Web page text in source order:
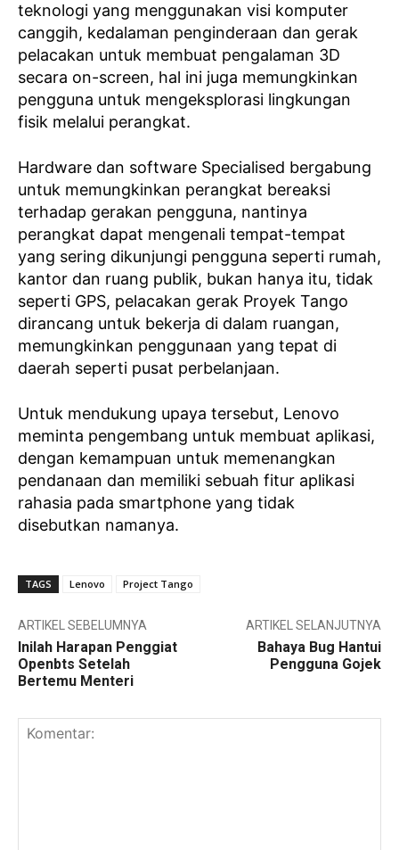
teknologi yang menggunakan visi komputer
canggih, kedalaman penginderaan dan gerak
pelacakan untuk membuat pengalaman 3D
secara on-screen, hal ini juga memungkinkan
pengguna untuk mengeksplorasi lingkungan
fisik melalui perangkat.
Hardware dan software Specialised bergabung
untuk memungkinkan perangkat bereaksi
terhadap gerakan pengguna, nantinya
perangkat dapat mengenali tempat-tempat
yang sering dikunjungi pengguna seperti rumah,
kantor dan ruang publik, bukan hanya itu, tidak
seperti GPS, pelacakan gerak Proyek Tango
dirancang untuk bekerja di dalam ruangan,
memungkinkan penggunaan yang tepat di
daerah seperti pusat perbelanjaan.
Untuk mendukung upaya tersebut, Lenovo
meminta pengembang untuk membuat aplikasi,
dengan kemampuan untuk memenangkan
pendanaan dan memiliki sebuah fitur aplikasi
rahasia pada smartphone yang tidak
disebutkan namanya.
TAGS Lenovo Project Tango
ARTIKEL SEBELUMNYA
Inilah Harapan Penggiat
Openbts Setelah
Bertemu Menteri
ARTIKEL SELANJUTNYA
Bahaya Bug Hantui
Pengguna Gojek